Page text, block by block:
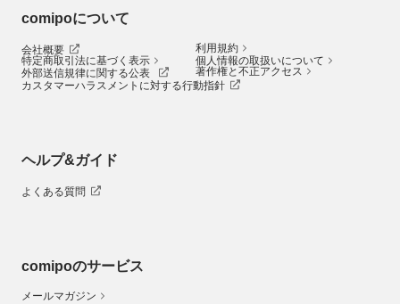
comipoについて
会社概要
利用規約
特定商取引法に基づく表示
個人情報の取扱いについて
外部送信規律に関する公表
著作権と不正アクセス
カスタマーハラスメントに対する行動指針
ヘルプ&ガイド
よくある質問
comipoのサービス
メールマガジン